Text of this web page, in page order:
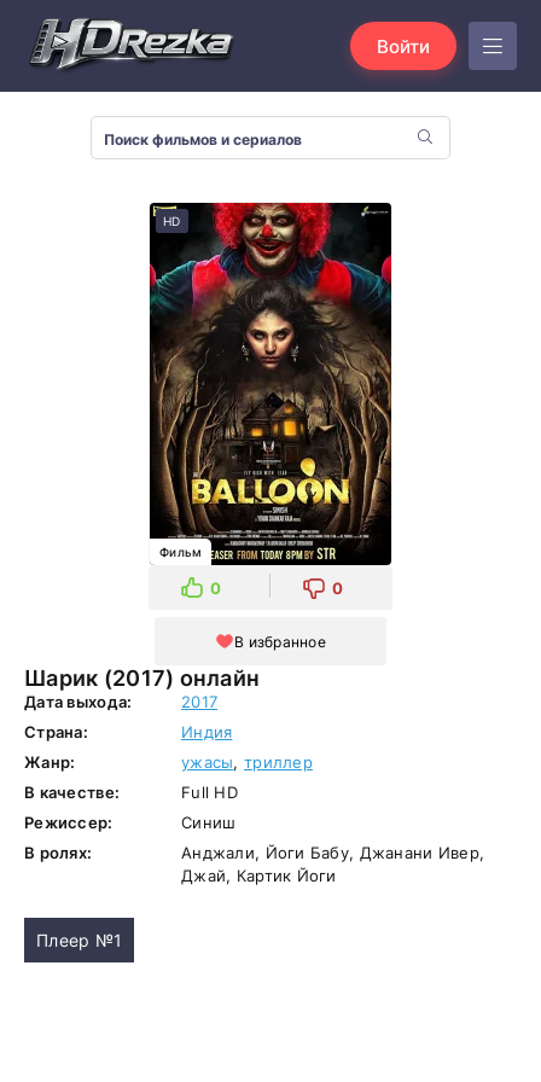
Войти
Шарик (2017) онлайн
HD
Фильм
0 0
В избранное
Дата выхода:
2017
Страна:
Индия
Жанр:
ужасы, триллер
В качестве:
Full HD
Режиссер:
Синиш
В ролях:
Анджали, Йоги Бабу, Джанани Ивер,
Джай, Картик Йоги
Плеер №1